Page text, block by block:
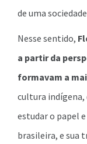
de uma
Nesse sentido,
a partir da
formavam a
cultura
estudar o papel
brasileira, e sua